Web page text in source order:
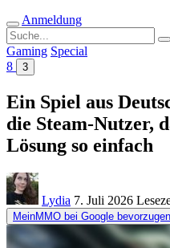
Anmeldung
Suche
nach:
Gaming Special
8
3
Ein Spiel aus
die Steam-Nutzer,
Lösung so einfach
Lydia 7. Juli 2026
MeinMMO bei Google bevorzugen